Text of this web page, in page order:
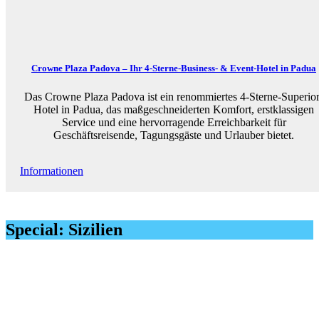
Crowne Plaza Padova – Ihr 4-Sterne-Business- & Event-Hotel in Padua
Das Crowne Plaza Padova ist ein renommiertes 4-Sterne-
Hotel in Padua, das maßgeschneiderten Komfort, erstklassigen
Service und eine hervorragende Erreichbarkeit für
Geschäftsreisende, Tagungsgäste und Urlauber bietet.
Informationen
Special: Sizilien